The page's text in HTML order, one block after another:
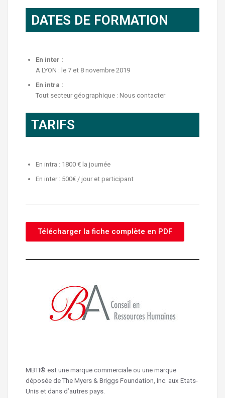
DATES DE FORMATION
En inter :
A LYON : le 7 et 8 novembre 2019
En intra :
Tout secteur géographique : Nous contacter
TARIFS
En intra : 1800 € la journée
En inter : 500€ / jour et participant
Télécharger la fiche complète en PDF
MBTI® est une marque commerciale ou une marque
déposée de The Myers & Briggs Foundation, Inc. aux Etats-
Unis et dans d’autres pays.